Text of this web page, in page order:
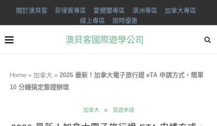
關於澳貝客 菲律賓專區 愛爾蘭專區 澳洲專區
加拿大專區
線上專區
限時優惠
澳貝客國際遊學公司
Home » 加拿大 » 2026 最新！加拿大電子旅行證 eTA 申請方式，簡單
10 分鐘搞定簽證辦理
加拿大 簽證申請